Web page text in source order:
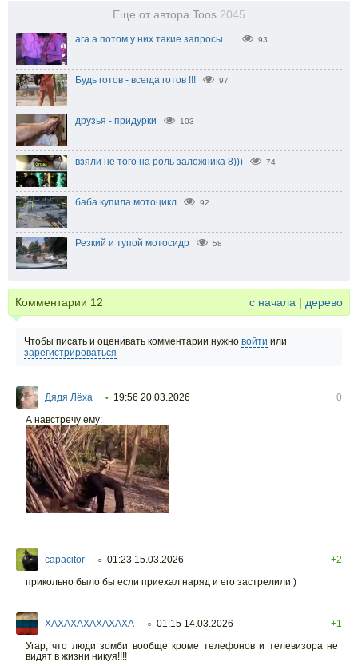
Еще от автора Toos 2045
ага а потом у них такие запросы .... 93
Будь готов - всегда готов !!! 97
друзья - придурки 103
взяли не того на роль заложника 8))) 74
баба купила мотоцикл 92
Резкий и тупой мотосидр 58
Комментарии 12 с начала | дерево
Чтобы писать и оценивать комментарии нужно войти или
зарегистрироваться
Дядя Лёха • 19:56 20.03.2026
0
А навстречу ему:
capacitor ○ 01:23 15.03.2026
+2
прикольно было бы если приехал наряд и его застрелили )
XAXAXAXAXAXAXA ○ 01:15 14.03.2026
+1
Угар, что люди зомби вообще кроме телефонов и телевизора не
видят в жизни никуя!!!!